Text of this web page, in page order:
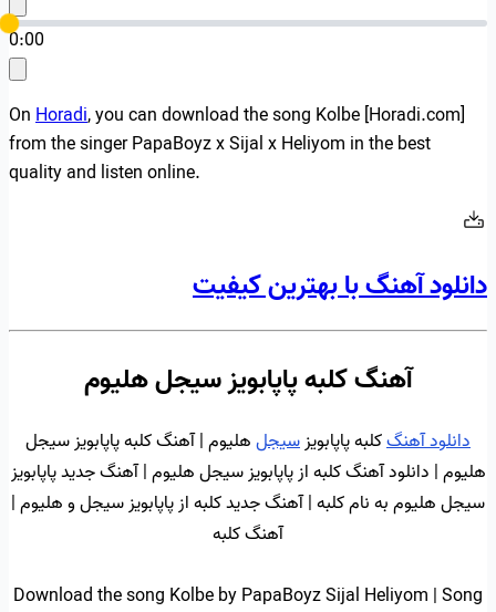
0:00
OnHoradi, you can download the song Kolbe [Horadi.com]
from the singer PapaBoyz x Sijal x Heliyom in the best
quality and listen online.
دانلود آهنگ با بهترین کیفیت
آهنگ کلبه پاپابویز سیجل هلیوم
دانلود آهنگکلبه پاپابویزسیجلهلیوم | آهنگ کلبه پاپابویز سیجل
هلیوم | دانلود آهنگ کلبه از پاپابویز سیجل هلیوم | آهنگ جدید پاپابویز
سیجل هلیوم به نام کلبه | آهنگ جدید کلبه از پاپابویز سیجل و هلیوم |
آهنگ کلبه
Download the song Kolbe by PapaBoyz Sijal Heliyom | Song